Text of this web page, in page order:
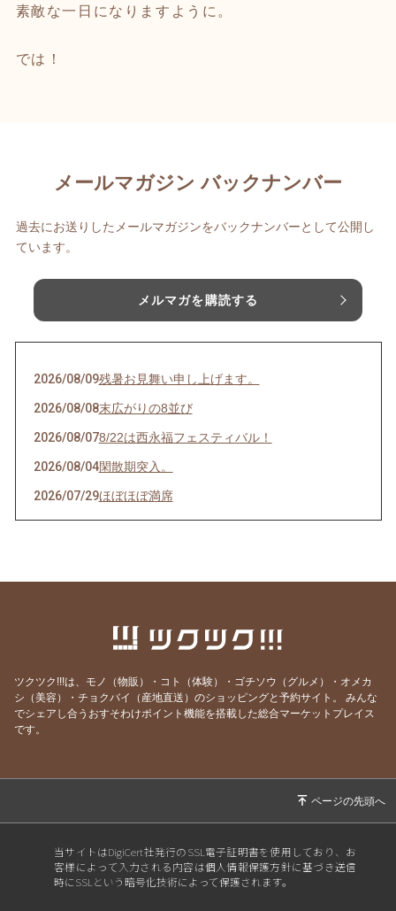
素敵な一日になりますように。
では！
メールマガジン バックナンバー
過去にお送りしたメールマガジンをバックナンバーとして公開し
ています。
メルマガを購読する
2026/08/09残暑お見舞い申し上げます。
2026/08/08末広がりの8並び
2026/08/078/22は西永福フェスティバル！
2026/08/04閑散期突入。
2026/07/29ほぼほぼ満席
2026/07/28その日のために頑張れる。
2026/07/23うなぎを食べてエネルギーチャージ！
サッカーワールドカップ 決勝戦 観戦会 開
2026/07/18 生きて行けるかしら。
2026/07/17 ご要望にお応えして。
2026/07/13神のお告げ
2026/07/06 かつお絶好調！
ツクツク!!!は、モノ（物販）・コト（体験）・ゴチソウ（グルメ）・オメカ
シ（美容）・チョクバイ（産地直送）のショッピングと予約サイト。
みんな
でシェアし合うおすそわけポイント機能を搭載した総合マーケットプレイス
です。
当サイトはDigiCert社発行のSSL電子証明書を使用しており、お
客様によって入力される内容は個人情報保護方針に基づき送信
時にSSLという暗号化技術によって保護されます。